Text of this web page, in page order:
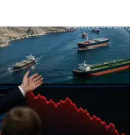
sous 80 dollars après